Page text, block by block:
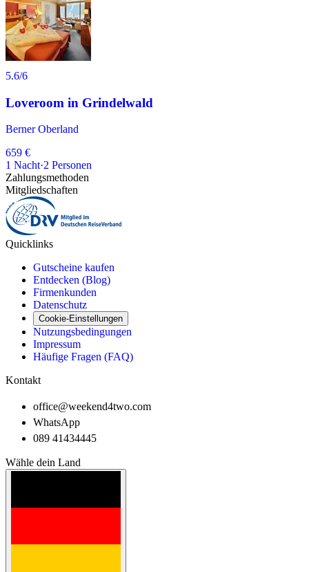
5.6/6
Loveroom in Grindelwald
Berner Oberland
659 €
1 Nacht·2 Personen
Zahlungsmethoden
Mitgliedschaften
Quicklinks
Gutscheine kaufen
Entdecken (Blog)
Firmenkunden
Datenschutz
Cookie-Einstellungen
Nutzungsbedingungen
Impressum
Häufige Fragen (FAQ)
Kontakt
office@weekend4two.com
WhatsApp
089 41434445
Wähle dein Land